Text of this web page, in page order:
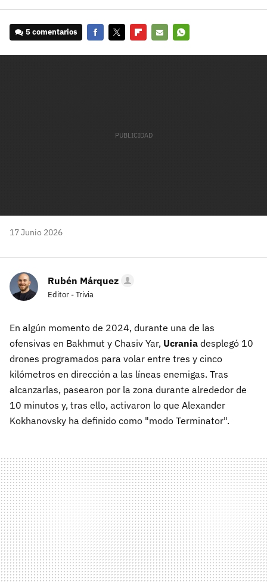
5 comentarios
17 Junio 2026
Rubén Márquez
Editor - Trivia
En algún momento de 2024, durante una de las
ofensivas en Bakhmut y Chasiv Yar, Ucrania desplegó 10
drones programados para volar entre tres y cinco
kilómetros en dirección a las líneas enemigas. Tras
alcanzarlas, pasearon por la zona durante alrededor de
10 minutos y, tras ello, activaron lo que Alexander
Kokhanovsky ha definido como "modo Terminator".